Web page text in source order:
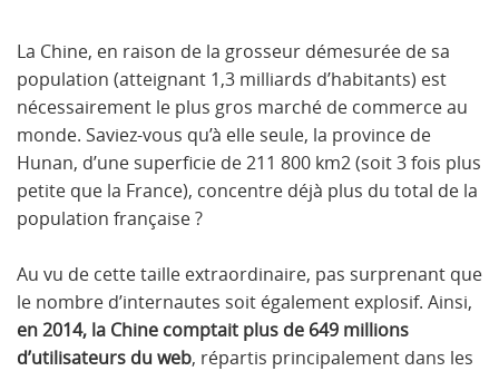
La Chine, en raison de la grosseur démesurée de sa
population (atteignant 1,3 milliards d’habitants) est
nécessairement le plus gros marché de commerce au
monde. Saviez-vous qu’à elle seule, la province de
Hunan, d’une superficie de 211 800 km2 (soit 3 fois plus
petite que la France), concentre déjà plus du total de la
population française ?
Au vu de cette taille extraordinaire, pas surprenant que
le nombre d’internautes soit également explosif. Ainsi,
en 2014, la Chine comptait plus de 649 millions
d’utilisateurs du web, répartis principalement dans les